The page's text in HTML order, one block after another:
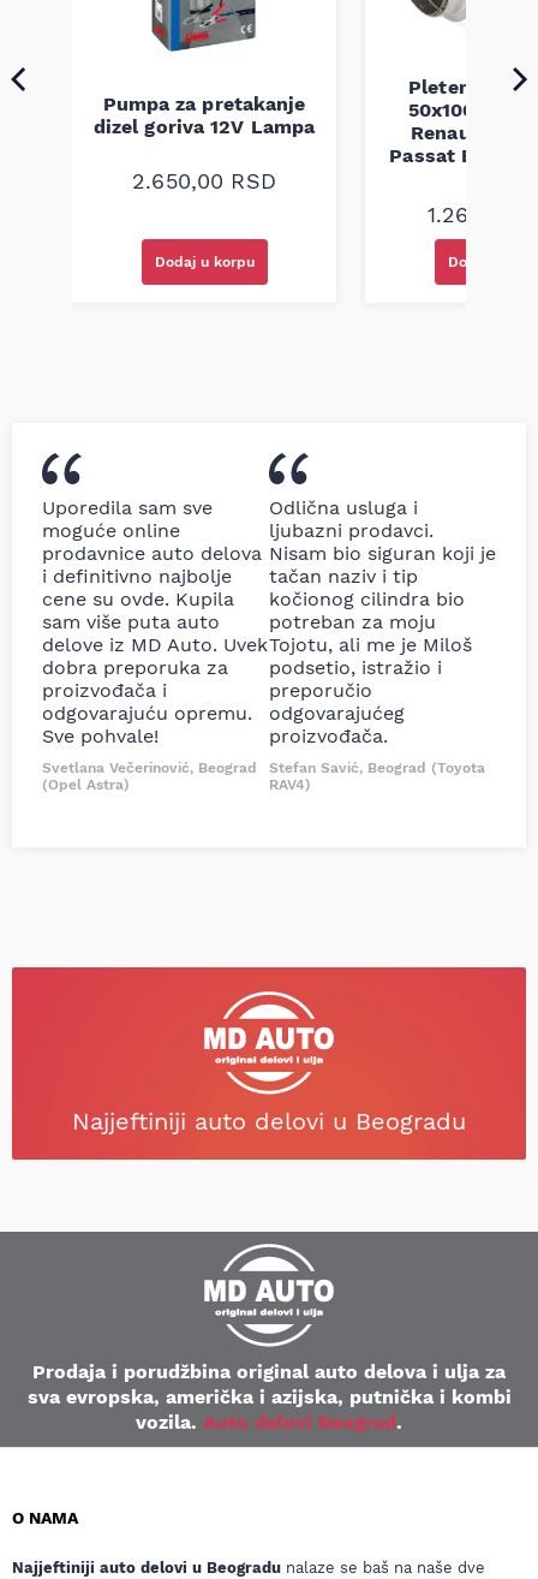
Pumpa za pretakanje
dizel goriva 12V Lampa
2.650,00 RSD
Dodaj u korpu
Pletenica
50x100 Audi
Renault
Passat B5
1.260,00
Dodaj u
Uporedila sam sve
moguće online
prodavnice auto delova
i definitivno najbolje
cene su ovde. Kupila
sam više puta auto
delove iz MD Auto. Uvek
dobra preporuka za
proizvođača i
odgovarajuću opremu.
Sve pohvale!
Svetlana Večerinović, Beograd
(Opel Astra)
Odlična usluga i
ljubazni prodavci.
Nisam bio siguran koji je
tačan naziv i tip
kočionog cilindra bio
potreban za moju
Tojotu, ali me je Miloš
podsetio, istražio i
preporučio
odgovarajućeg
proizvođača.
Stefan Savić, Beograd (Toyota
RAV4)
Najjeftiniji auto delovi u Beogradu
Prodaja i porudžbina original auto delova i ulja za
sva evropska, američka i azijska, putnička i kombi
vozila. Auto delovi Beograd.
O NAMA
Najjeftiniji auto delovi u Beogradu nalaze se baš na naše dve